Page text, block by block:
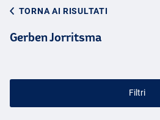
TORNA AI RISULTATI
Gerben Jorritsma
Filtri